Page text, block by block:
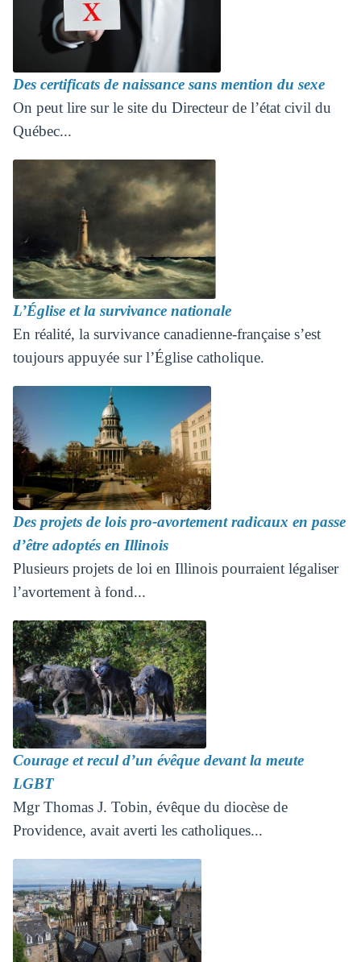
Des certificats de naissance sans mention du sexe
On peut lire sur le site du Directeur de l’état civil du
Québec...
L’Église et la survivance nationale
En réalité, la survivance canadienne-française s’est
toujours appuyée sur l’Église catholique.
Des projets de lois pro-avortement radicaux en passe
d’être adoptés en Illinois
Plusieurs projets de loi en Illinois pourraient légaliser
l’avortement à fond...
Courage et recul d’un évêque devant la meute
LGBT
Mgr Thomas J. Tobin, évêque du diocèse de
Providence, avait averti les catholiques...